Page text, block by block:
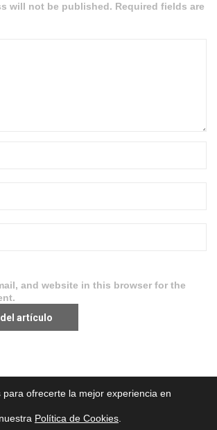
will not be published. Required fields are
and website in this browser for the
de Privacidad·Política de Cookies
para ofrecerte la mejor experiencia en
Política de Cookies